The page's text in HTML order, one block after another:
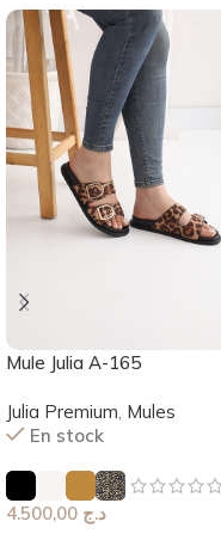
Mule Julia A-165
Julia Premium, Mules
En stock
د.ج